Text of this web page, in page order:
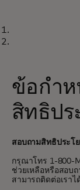
ไม่ว่าคุ
ข้อกำห
สิทธิปร
สอบถามสิทธิประโ
กรุณาโทร 1-800-
ช่วยเหลือหรือสอบ
สามารถติดต่อเรา